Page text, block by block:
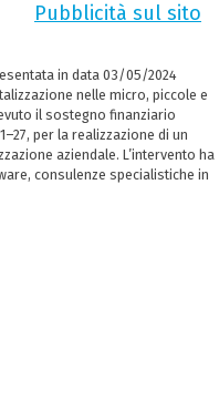
Pubblicità sul sito
in data 03/05/2024
nelle micro, piccole e
il sostegno finanziario
per la realizzazione di un
aziendale. L’intervento ha
consulenze specialistiche in